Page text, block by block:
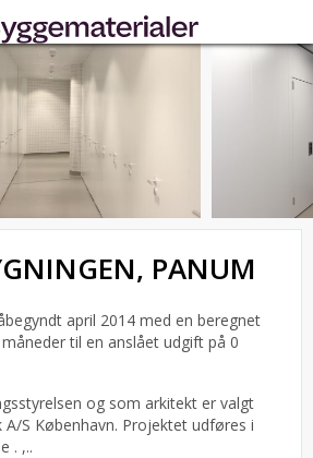
PANUM
april 2014 med en beregnet
til en anslået udgift på 0
og som arkitekt er valgt
S København. Projektet udføres i
. ,..